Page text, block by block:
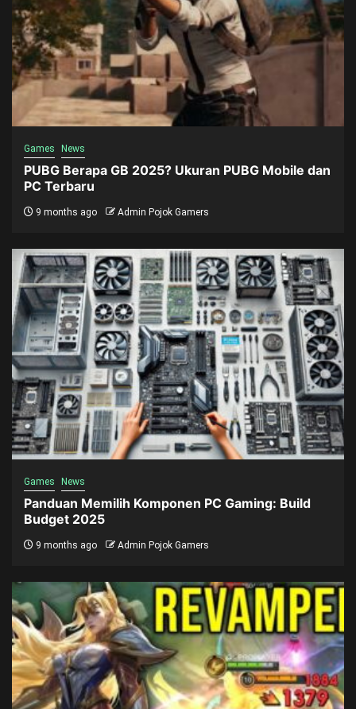
Games News
PUBG Berapa GB 2025? Ukuran PUBG Mobile dan
PC Terbaru
9 months ago Admin Pojok Gamers
Games News
Panduan Memilih Komponen PC Gaming: Build
Budget 2025
9 months ago Admin Pojok Gamers